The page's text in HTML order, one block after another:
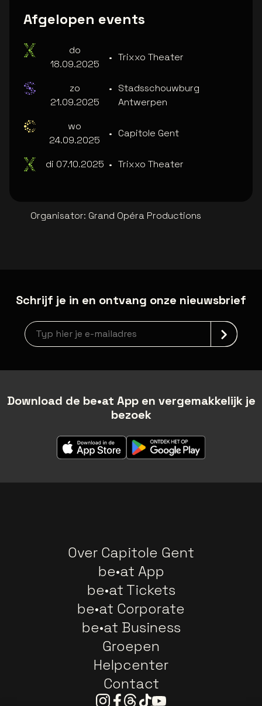
Afgelopen events
do
18.09.2025
• Trixxo Theater
zo
21.09.2025
• Stadsschouwburg
Antwerpen
wo
24.09.2025
• Capitole Gent
di 07.10.2025 • Trixxo Theater
Organisator: Grand Opéra Productions
Schrijf je in en ontvang onze nieuwsbrief
Nieuwsbrief aanmelding
Download de be•at App en vergemakkelijk je
bezoek
Over Capitole Gent
be•at App
be•at Tickets
be•at Corporate
be•at Business
Groepen
Helpcenter
Contact
Instagram
Facebook
Threads
TiktokYoutube